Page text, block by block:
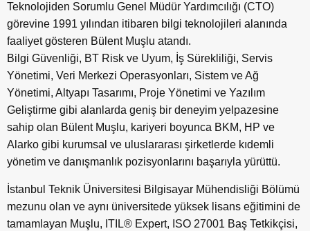
Teknolojiden Sorumlu Genel Müdür Yardımcılığı (CTO)
görevine 1991 yılından itibaren bilgi teknolojileri alanında
faaliyet gösteren Bülent Muşlu atandı.
Bilgi Güvenliği, BT Risk ve Uyum, İş Sürekliliği, Servis
Yönetimi, Veri Merkezi Operasyonları, Sistem ve Ağ
Yönetimi, Altyapı Tasarımı, Proje Yönetimi ve Yazılım
Geliştirme gibi alanlarda geniş bir deneyim yelpazesine
sahip olan Bülent Muşlu, kariyeri boyunca BKM, HP ve
Alarko gibi kurumsal ve uluslararası şirketlerde kıdemli
yönetim ve danışmanlık pozisyonlarını başarıyla yürüttü.
İstanbul Teknik Üniversitesi Bilgisayar Mühendisliği Bölümü
mezunu olan ve aynı üniversitede yüksek lisans eğitimini de
tamamlayan Muşlu, ITIL® Expert, ISO 27001 Baş Tetkikçisi,